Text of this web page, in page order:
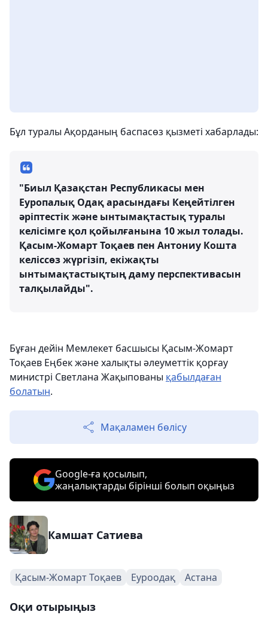
Бұл туралы Ақорданың баспасөз қызметі хабарлады:
"Биыл Қазақстан Республикасы мен
Еуропалық Одақ арасындағы Кеңейтілген
әріптестік және ынтымақтастық туралы
келісімге қол қойылғанына 10 жыл толады.
Қасым-Жомарт Тоқаев пен Антониу Кошта
келіссөз жүргізіп, екіжақты
ынтымақтастықтың даму перспективасын
талқылайды".
Бұған дейін Мемлекет басшысы Қасым-Жомарт
Тоқаев Еңбек және халықты әлеуметтік қорғау
министрі Светлана Жақыпованы қабылдаған
болатын.
Мақаламен бөлісу
Google-ға қосылып,
жаңалықтарды бірінші болып оқыңыз
Камшат Сатиева
Қасым-Жомарт Тоқаев Еуроодақ Астана
Оқи отырыңыз